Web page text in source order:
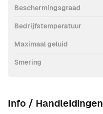
Beschermingsgraad
Bedrijfstemperatuur
Maximaal geluid
Smering
Info / Handleidingen